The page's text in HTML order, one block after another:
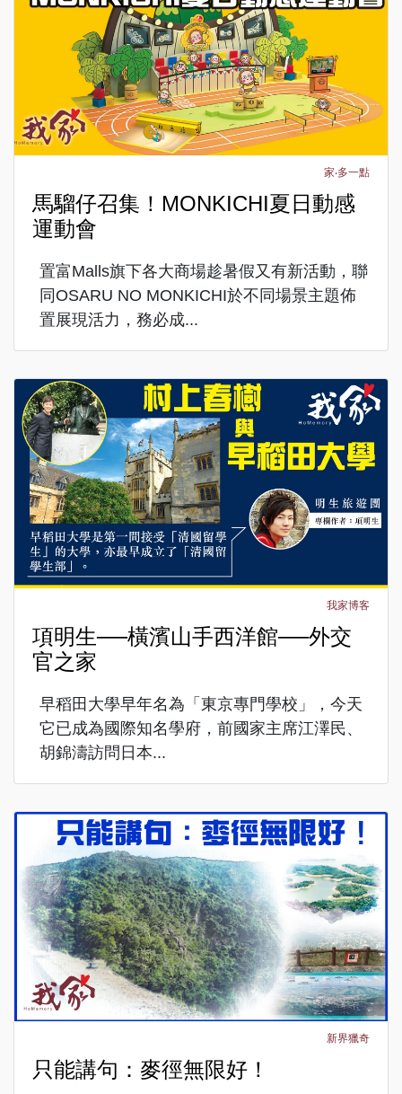
家‧多一點
馬騮仔召集！MONKICHI夏日動感
運動會
置富Malls旗下各大商場趁暑假又有新活動，聯
同OSARU NO MONKICHI於不同場景主題佈
置展現活力，務必成...
我家博客
項明生──橫濱山手西洋館──外交
官之家
早稻田大學早年名為「東京專門學校」，今天
它已成為國際知名學府，前國家主席江澤民、
胡錦濤訪問日本...
新界獵奇
只能講句：麥徑無限好！